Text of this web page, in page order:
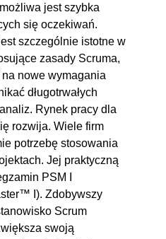
00:13:24
00:07:32
00:06:17
00:04:47
00:07:45
00:28:21
00:03:01
jest szybka
się oczekiwań.
szczególnie istotne w
zasady Scruma,
nowe wymagania
długotrwałych
Rynek pracy dla
rozwija. Wiele firm
potrzebę stosowania
Jej praktyczną
PSM I
I). Zdobywszy
Scrum
swoją